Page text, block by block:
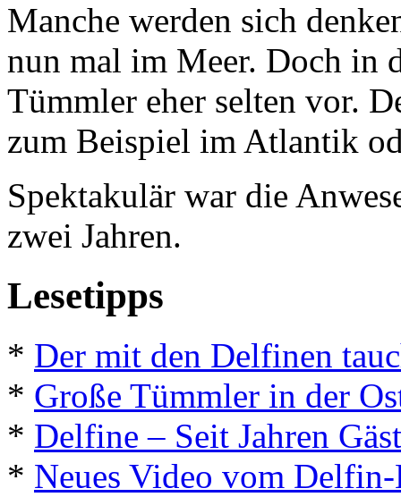
Manche werden sich
nun mal im Meer. Doch in
Tümmler eher selten vor.
zum Beispiel im Atlantik
Spektakulär war die
zwei Jahren.
Lesetipps
* Der mit den Delfinen
* Große Tümmler in der
* Delfine – Seit Jahren
* Neues Video vom